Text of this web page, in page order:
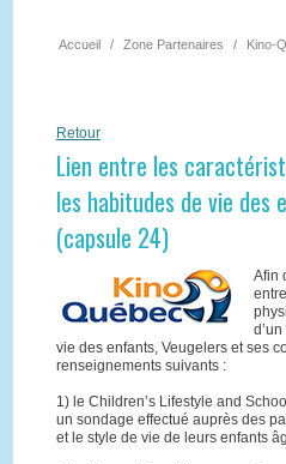
Accueil / Zone Partenaires / Kino-
Retour
Lien entre les
les habitudes de vie des
(capsule 24)
Afin
vie des enfants, Veugelers et ses
renseignements suivants :
1) le Children’s Lifestyle and
un sondage effectué auprès des
et le style de vie de leurs enfants